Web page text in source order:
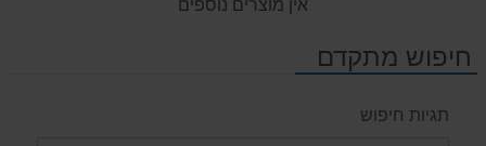
אין מוצרים נוספים
חיפוש מתקדם
תגיות חיפוש